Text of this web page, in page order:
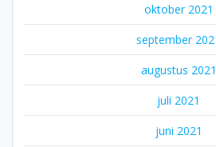
oktober 2021
september
augustus 2021
juli 2021
juni 2021